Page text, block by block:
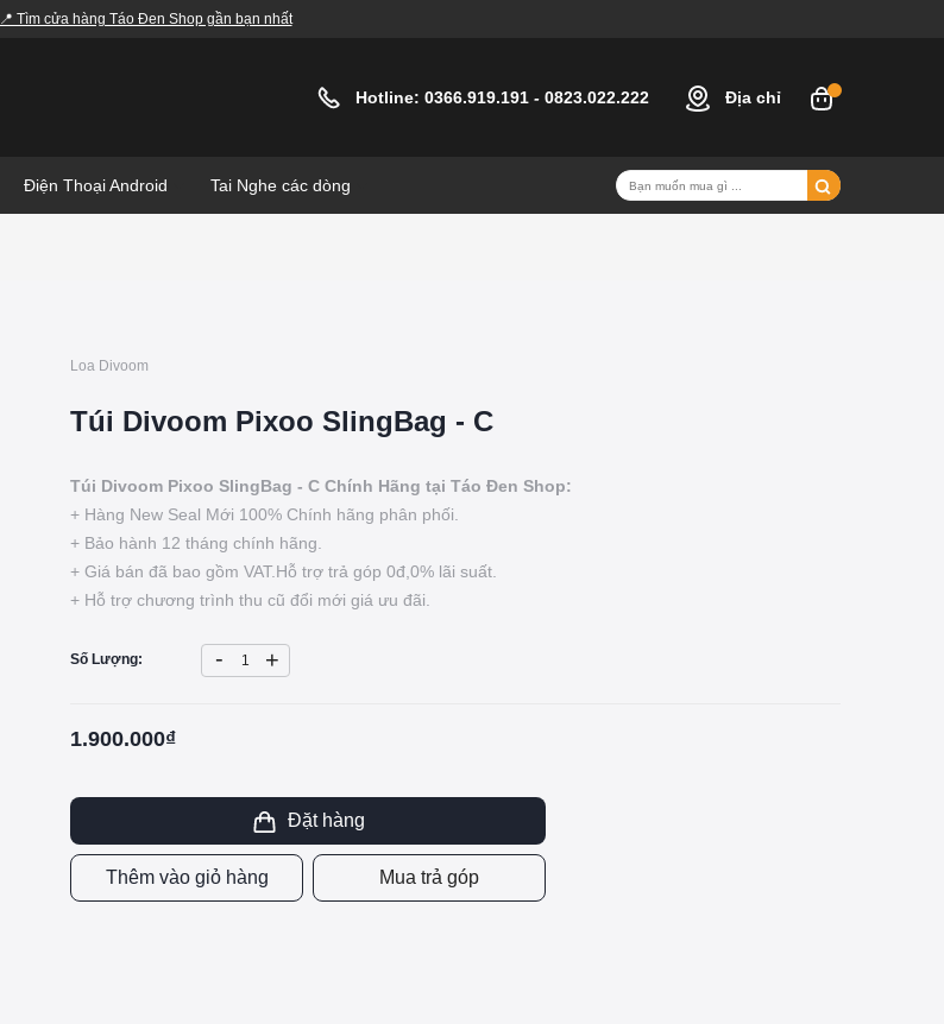
📍 Tìm cửa hàng Táo Đen Shop gần bạn nhất
Hotline: 0366.919.191 - 0823.022.222 Địa chỉ
Điện Thoại Android Tai Nghe các dòng
Loa Divoom
Túi Divoom Pixoo SlingBag - C
Túi Divoom Pixoo SlingBag - C Chính Hãng tại Táo Đen Shop:
+ Hàng New Seal Mới 100% Chính hãng phân phối.
+ Bảo hành 12 tháng chính hãng.
+ Giá bán đã bao gồm VAT.Hỗ trợ trả góp 0đ,0% lãi suất.
+ Hỗ trợ chương trình thu cũ đổi mới giá ưu đãi.
Số Lượng: - +
1.900.000₫
Đặt hàng
Thêm vào giỏ hàng Mua trả góp